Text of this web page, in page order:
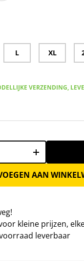
L XL
VERZENDING,
+
AAN
kleine prijzen,
leverbaar